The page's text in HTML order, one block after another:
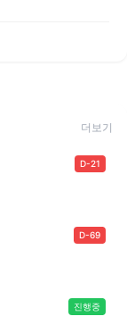
더보기
D-21
D-69
진행중